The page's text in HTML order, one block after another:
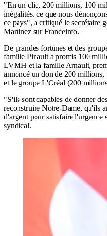
"En un clic, 200 millions, 100
inégalités, ce que nous
ce pays", a critiqué le secrétaire
Martinez sur Franceinfo.
De grandes fortunes et des
famille Pinault a promis 100
LVMH et la famille Arnault,
annoncé un don de 200
et le groupe L'Oréal (200
"S'ils sont capables de donner
reconstruire Notre-Dame, qu'ils
d'argent pour satisfaire l'urgence
syndical.